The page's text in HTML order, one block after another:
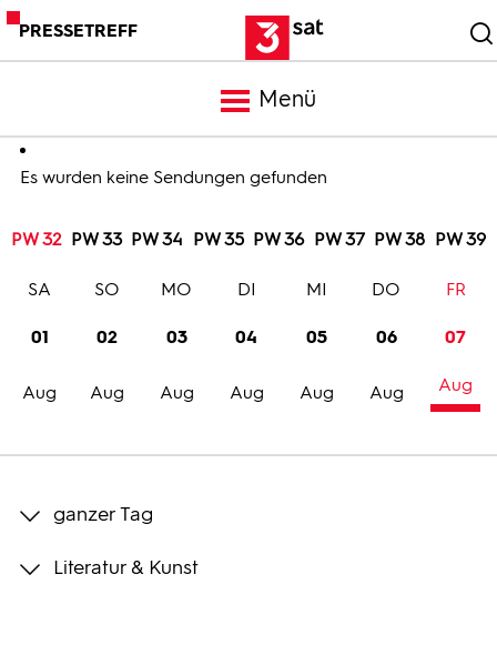
PRESSETREFF
Menü
Meldungen
Programm
Trailer
Bilder
Es wurden keine Sendungen gefunden
PW 32 PW 33 PW 34 PW 35 PW 36 PW 37 PW 38 PW 39
01
Aug
SA
02
Aug
SO
03
Aug
MO
04
Aug
DI
05
Aug
MI
06
Aug
DO
07
Aug
FR
ganzer Tag
Literatur & Kunst